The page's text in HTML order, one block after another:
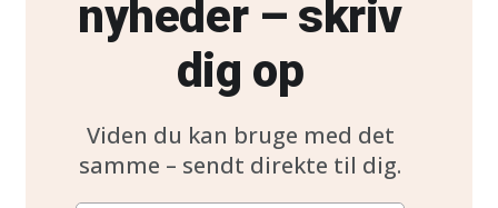
nyheder – skriv
dig op
Viden du kan bruge med det
samme – sendt direkte til dig.